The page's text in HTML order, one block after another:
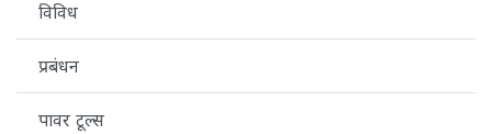
विविध
प्रबंधन
पावर टूल्स